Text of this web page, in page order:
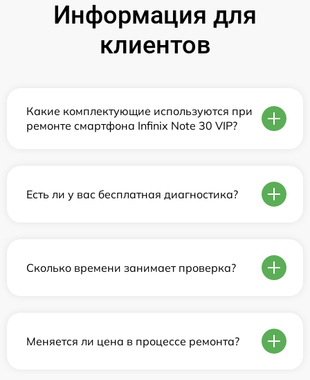
Информация для
клиентов
Какие комплектующие используются при
ремонте смартфона Infinix Note 30 VIP?
Есть ли у вас бесплатная диагностика?
Сколько времени занимает проверка?
Меняется ли цена в процессе ремонта?